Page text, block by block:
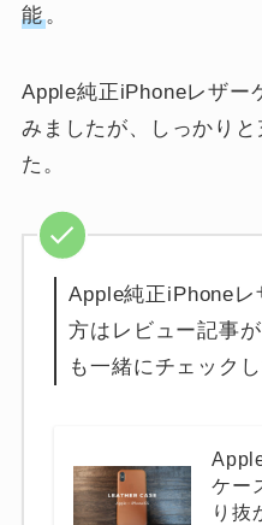
能。
Apple純正iPhoneレザー
みましたが、しっかり
た。
Apple純正iPhoneレ
方はレビュー記事
も一緒にチェック
ケー
り抜